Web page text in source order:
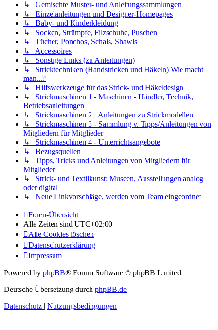
↳ Gemischte Muster- und Anleitungssammlungen
↳ Einzelanleitungen und Designer-Homepages
↳ Baby- und Kinderkleidung
↳ Socken, Strümpfe, Filzschuhe, Puschen
↳ Tücher, Ponchos, Schals, Shawls
↳ Accessoires
↳ Sonstige Links (zu Anleitungen)
↳ Stricktechniken (Handstricken und Häkeln) Wie macht
man...?
↳ Hilfswerkzeuge für das Strick- und Häkeldesign
↳ Strickmaschinen 1 - Maschinen - Händler, Technik,
Betriebsanleitungen
↳ Strickmaschinen 2 - Anleitungen zu Strickmodellen
↳ Strickmaschinen 3 - Sammlung v. Tipps/Anleitungen von
Mitgliedern für Mitglieder
↳ Strickmaschinen 4 - Unterrichtsangebote
↳ Bezugsquellen
↳ Tipps, Tricks und Anleitungen von Mitgliedern für
Mitglieder
↳ Strick- und Textilkunst: Museen, Ausstellungen analog
oder digital
↳ Neue Linkvorschläge, werden vom Team eingeordnet
Foren-Übersicht
Alle Zeiten sind UTC+02:00
Alle Cookies löschen
Datenschutzerklärung
Impressum
Powered by phpBB® Forum Software © phpBB Limited
Deutsche Übersetzung durch phpBB.de
Datenschutz
Nutzungsbedingungen